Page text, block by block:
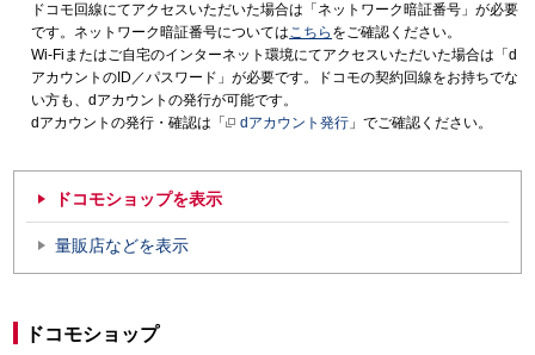
ドコモ回線にてアクセスいただいた場合は「ネットワーク暗証番号」が必要
です。ネットワーク暗証番号についてはこちら をご確認ください。
Wi-Fiまたはご自宅のインターネット環境にてアクセスいただいた場合は「d
アカウントのID／パスワード」が必要です。ドコモの契約回線をお持ちでな
い方も、dアカウントの発行が可能です。
dアカウントの発行・確認は「
dアカウント発行 」でご確認ください。
ドコモショップを表示
量販店などを表示
ドコモショップ